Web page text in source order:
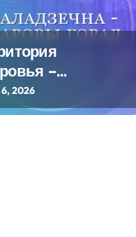
–
2026